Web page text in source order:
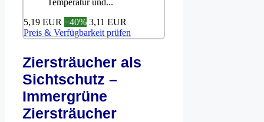
Temperatur und...
5,19 EUR −40% 3,11 EUR
Preis & Verfügbarkeit prüfen
Ziersträucher als
Sichtschutz –
Immergrüne
Ziersträucher